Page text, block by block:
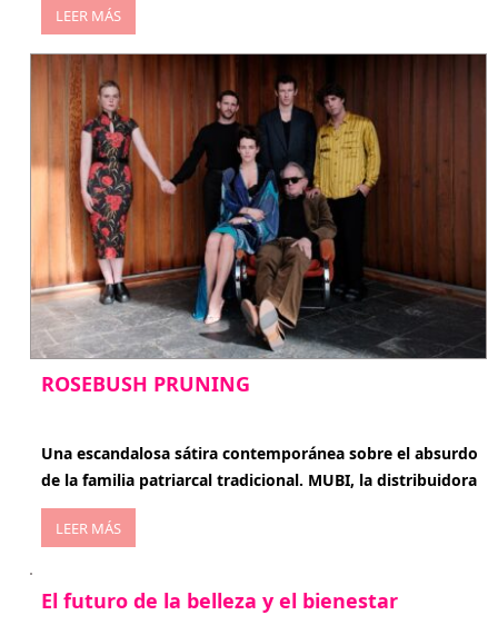
LEER MÁS
ROSEBUSH PRUNING
Una escandalosa sátira contemporánea sobre el absurdo
de la familia patriarcal tradicional. MUBI, la distribuidora
LEER MÁS
El futuro de la belleza y el bienestar